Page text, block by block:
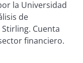
la Universidad
de
Cuenta
financiero.